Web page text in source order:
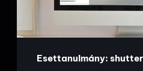
Esettanulmány: